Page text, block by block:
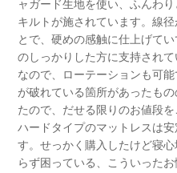
ャガード生地を使い、ふんわ
キルトが施されています。線径
とで、硬めの感触に仕上げてい
のしっかりした方に支持されて
なので、ローテーションも可能
が破れている箇所があったもの
たので、だせる限りのお値段
ハードタイプのマットレスは
す。せっかく購入したけど寝
らず困っている、 こういった